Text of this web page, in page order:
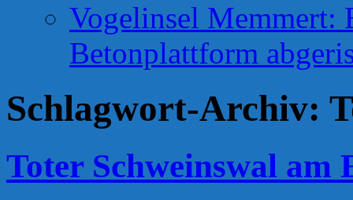
Vogelinsel Memmert:
Betonplattform
Schlagwort-Archiv:
Toter Schweinswal am